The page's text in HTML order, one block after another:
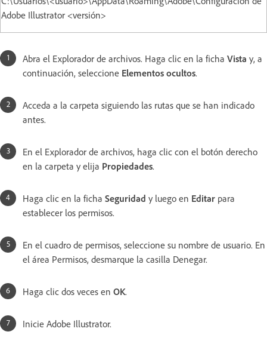
Adobe Illustrator <versión>
Abra el Explorador de archivos. Haga clic en la ficha Vista y, a
continuación, seleccione Elementos ocultos.
Acceda a la carpeta siguiendo las rutas que se han indicado
antes.
En el Explorador de archivos, haga clic con el botón derecho
en la carpeta y elija Propiedades.
Haga clic en la ficha Seguridad y luego en Editar para
establecer los permisos.
En el cuadro de permisos, seleccione su nombre de usuario. En
el área Permisos, desmarque la casilla Denegar.
Haga clic dos veces en OK.
Inicie Adobe Illustrator.